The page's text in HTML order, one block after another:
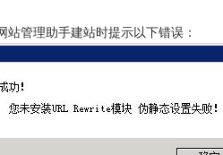
站管理助手建站时提示以下错误：